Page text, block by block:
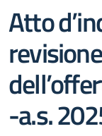
Atto
-a.s.